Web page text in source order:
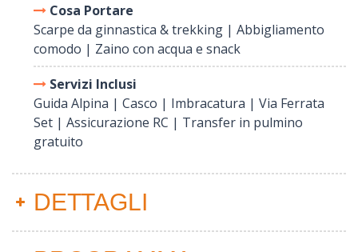
Cosa Portare
Scarpe da ginnastica & trekking | Abbigliamento
comodo | Zaino con acqua e snack
Servizi Inclusi
Guida Alpina | Casco | Imbracatura | Via Ferrata
Set | Assicurazione RC | Transfer in pulmino
gratuito
DETTAGLI